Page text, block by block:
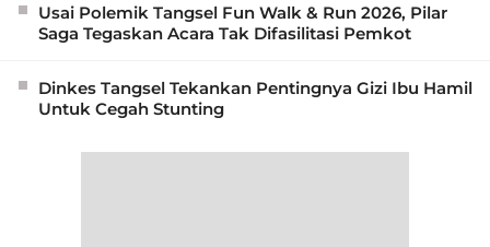
Usai Polemik Tangsel Fun Walk & Run 2026, Pilar
Saga Tegaskan Acara Tak Difasilitasi Pemkot
Dinkes Tangsel Tekankan Pentingnya Gizi Ibu Hamil
Untuk Cegah Stunting